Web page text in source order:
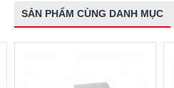
SẢN PHẨM CÙNG DANH MỤC